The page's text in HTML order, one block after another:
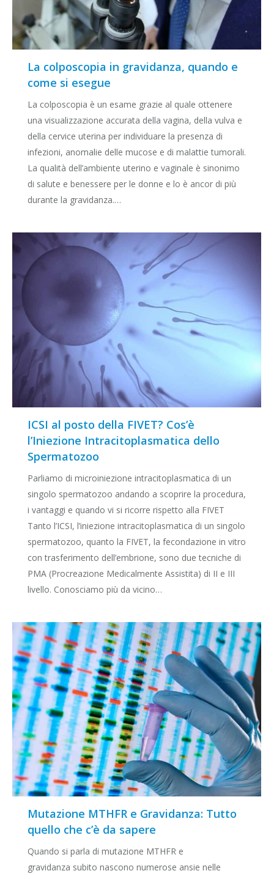
La colposcopia in gravidanza, quando e
come si esegue
La colposcopia è un esame grazie al quale ottenere
una visualizzazione accurata della vagina, della vulva e
della cervice uterina per individuare la presenza di
infezioni, anomalie delle mucose e di malattie tumorali.
La qualità dell’ambiente uterino e vaginale è sinonimo
di salute e benessere per le donne e lo è ancor di più
durante la gravidanza.…
ICSI al posto della FIVET? Cos’è
l’Iniezione Intracitoplasmatica dello
Spermatozoo
Parliamo di microiniezione intracitoplasmatica di un
singolo spermatozoo andando a scoprire la procedura,
i vantaggi e quando vi si ricorre rispetto alla FIVET
Tanto l’ICSI, l’iniezione intracitoplasmatica di un singolo
spermatozoo, quanto la FIVET, la fecondazione in vitro
con trasferimento dell’embrione, sono due tecniche di
PMA (Procreazione Medicalmente Assistita) di II e III
livello. Conosciamo più da vicino…
Mutazione MTHFR e Gravidanza: Tutto
quello che c’è da sapere
Quando si parla di mutazione MTHFR e
gravidanza subito nascono numerose ansie nelle